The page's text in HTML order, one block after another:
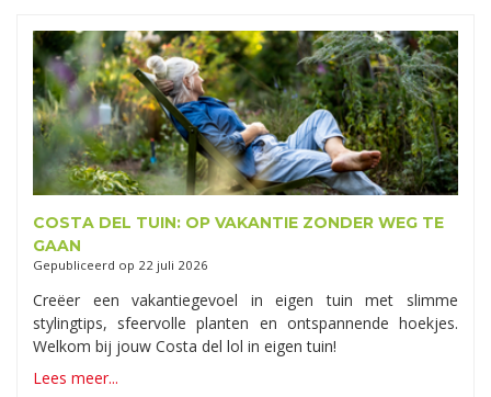
COSTA DEL TUIN: OP VAKANTIE ZONDER WEG TE
GAAN
Gepubliceerd op 22 juli 2026
Creëer een vakantiegevoel in eigen tuin met slimme
stylingtips, sfeervolle planten en ontspannende hoekjes.
Welkom bij jouw Costa del lol in eigen tuin!
Lees meer...